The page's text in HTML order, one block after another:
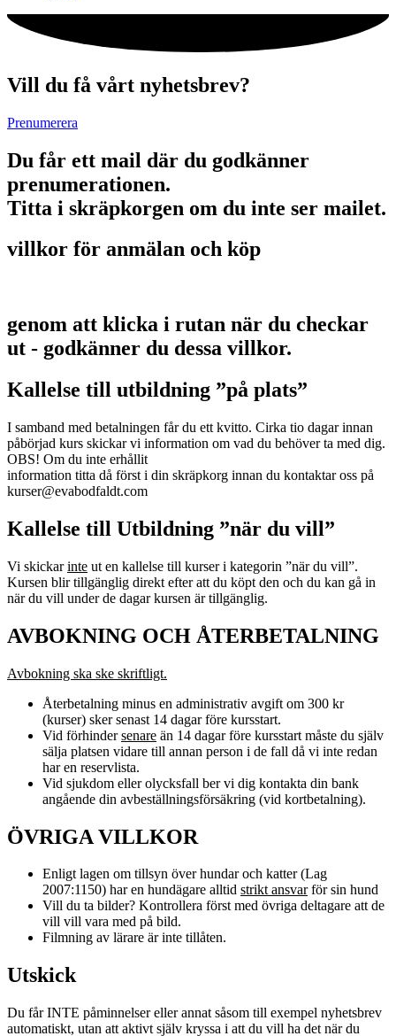
Vill du få vårt nyhetsbrev?
Prenumerera
Du får ett mail där du godkänner
prenumerationen.
Titta i skräpkorgen om du inte ser mailet.
villkor för anmälan och köp
genom att klicka i rutan när du checkar
ut - godkänner du dessa villkor.
Kallelse till utbildning ”på plats”
I samband med betalningen får du ett kvitto. Cirka tio dagar innan
påbörjad kurs skickar vi information om vad du behöver ta med dig.
OBS! Om du inte erhållit
information titta då först i din skräpkorg innan du kontaktar oss på
kurser@evabodfaldt.com
Kallelse till Utbildning ”när du vill”
Vi skickarinte ut en kallelse till kurser i kategorin ”när du vill”.
Kursen blir tillgänglig direkt efter att du köpt den och du kan gå in
när du vill under de dagar kursen är tillgänglig.
AVBOKNING OCH ÅTERBETALNING
Avbokning ska ske skriftligt.
Återbetalning minus en administrativ avgift om 300 kr
(kurser) sker senast 14 dagar före kursstart.
Vid förhindersenare än 14 dagar före kursstart måste du själv
sälja platsen vidare till annan person i de fall då vi inte redan
har en reservlista.
Vid sjukdom eller olycksfall ber vi dig kontakta din bank
angående din avbeställningsförsäkring (vid kortbetalning).
ÖVRIGA VILLKOR
Enligt lagen om tillsyn över hundar och katter (Lag
2007:1150) har en hundägare alltid strikt ansvarför sin hund
Vill du ta bilder? Kontrollera först med övriga deltagare att de
vill vill vara med på bild.
Filmning av lärare är inte tillåten.
Utskick
Du får INTE påminnelser eller annat såsom till exempel nyhetsbrev
automatiskt, utan att aktivt själv kryssa i att du vill ha det när du